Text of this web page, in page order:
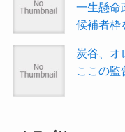
一生懸命
候補者枠
炭谷、オ
ここの